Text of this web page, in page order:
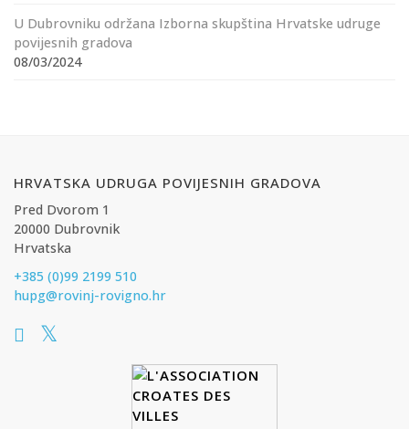
U Dubrovniku održana Izborna skupština Hrvatske udruge
povijesnih gradova
08/03/2024
HRVATSKA UDRUGA POVIJESNIH GRADOVA
Pred Dvorom 1
20000 Dubrovnik
Hrvatska
+385 (0)99 2199 510
hupg@rovinj-rovigno.hr